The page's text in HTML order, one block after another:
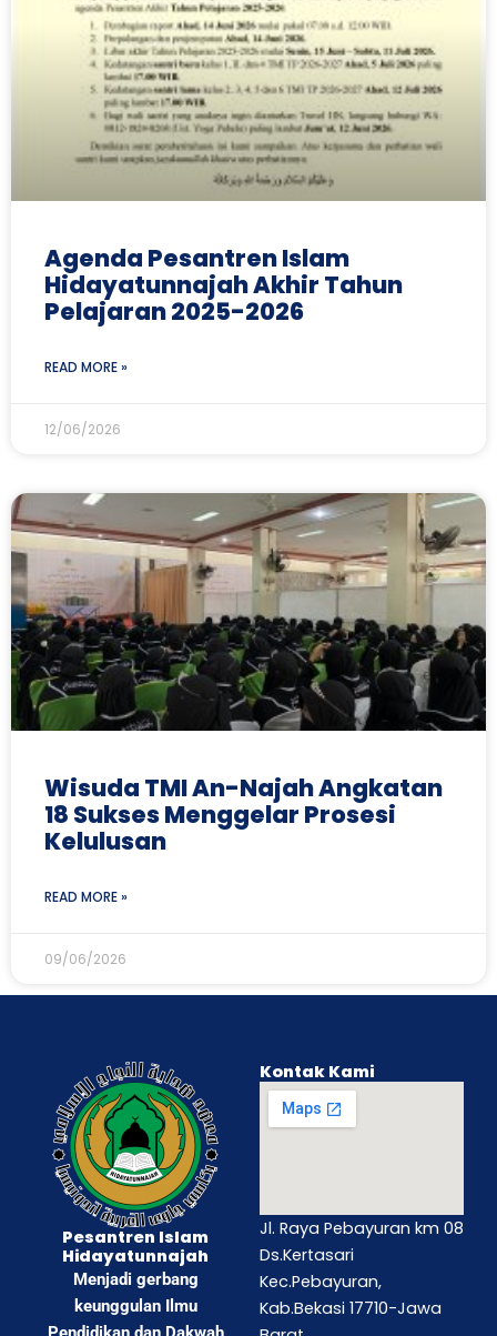
Agenda Pesantren Islam
Hidayatunnajah Akhir Tahun
Pelajaran 2025-2026
READ MORE »
12/06/2026
Wisuda TMI An-Najah Angkatan
18 Sukses Menggelar Prosesi
Kelulusan
READ MORE »
09/06/2026
Pesantren Islam
Hidayatunnajah
Menjadi gerbang
keunggulan Ilmu
Kontak Kami
Jl. Raya Pebayuran km 08
Ds.Kertasari
Kec.Pebayuran,
Kab.Bekasi 17710-Jawa